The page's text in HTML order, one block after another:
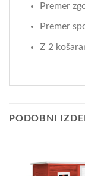
Premer
Premer
Z 2
PODOBNI